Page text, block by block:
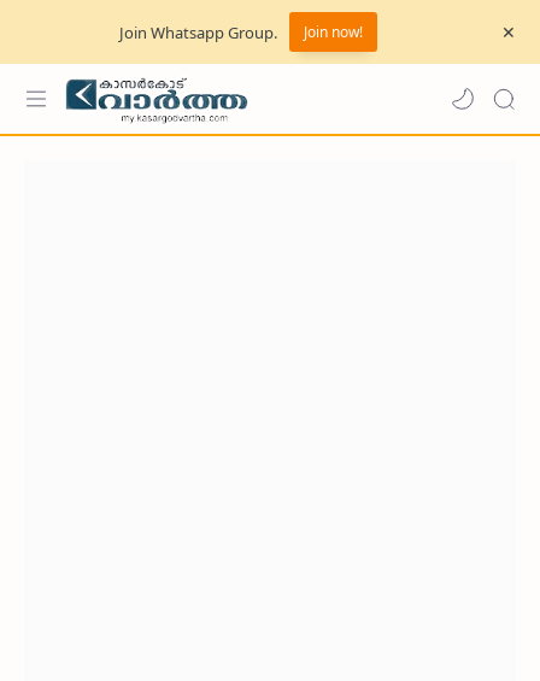
Join Whatsapp Group. Join now!